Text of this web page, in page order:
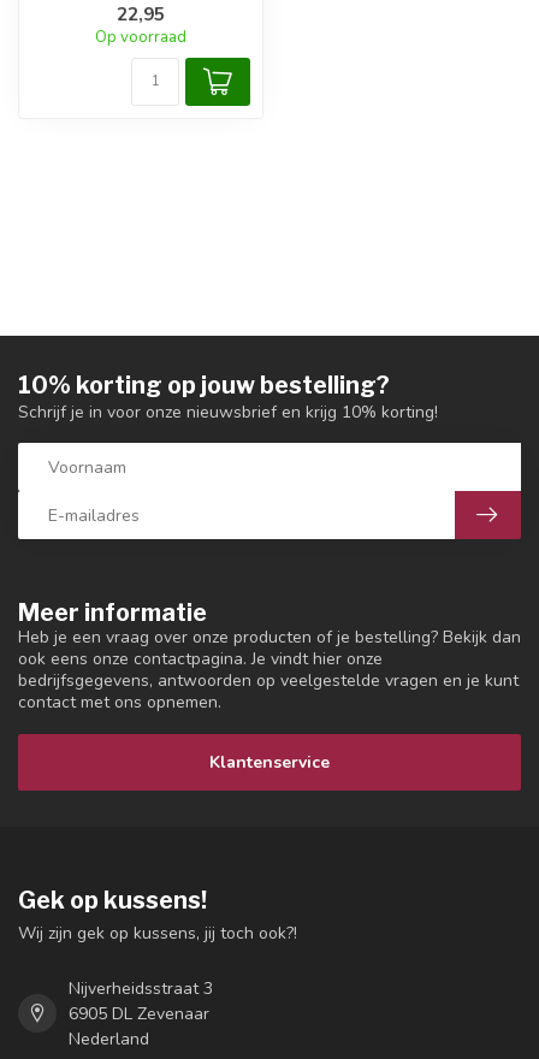
22,95
Op voorraad
Meer informatie
Heb je een vraag over onze producten of je bestelling? Bekijk dan
ook eens onze contactpagina. Je vindt hier onze
bedrijfsgegevens, antwoorden op veelgestelde vragen en je kunt
contact met ons opnemen.
Klantenservice
10% korting op jouw bestelling?
Schrijf je in voor onze nieuwsbrief en krijg 10% korting!
Gek op kussens!
Wij zijn gek op kussens, jij toch ook?!
Nijverheidsstraat 3
6905 DL Zevenaar
Nederland